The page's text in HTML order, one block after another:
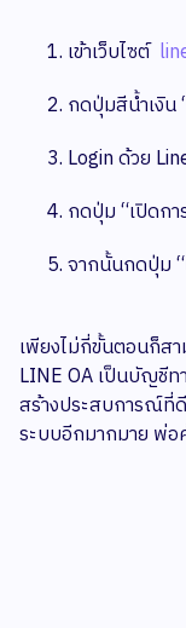
เข้าเว็บไซต์
กดปุ่มสีน้ำเงิน
Login ด้วย
กดปุ่ม “เปิดกา
จากนั้นกดปุ่ม
เพียงไม่กี่ขั้นตอนก็ส
LINE OA เป็นบัญชีท
สร้างประสบการณ์ที่
ระบบอีกมากมาย พ่อ